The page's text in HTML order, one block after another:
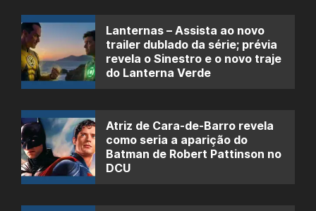
Lanternas – Assista ao novo
trailer dublado da série; prévia
revela o Sinestro e o novo traje
do Lanterna Verde
Atriz de Cara-de-Barro revela
como seria a aparição do
Batman de Robert Pattinson no
DCU